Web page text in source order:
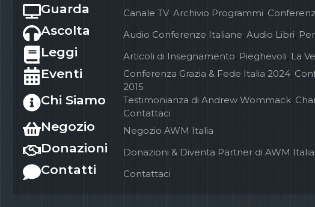
Guarda Canale TV, Archivio Programmi,
Ascolta Audio Conferenze Italiane, Audio Libri,
Leggi Articoli di Insegnamento, Pieghevoli, La
Eventi Conferenza Grazia & Fede Italia 2024,
2015
Chi Siamo Testimonianza di Andrew Wommack,
Contattaci
Negozio Negozio AWM Italia
Donazioni Donazioni & Diventa Partner di AWM Italia
Contatti Contattaci